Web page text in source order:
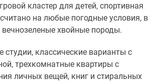
кластер для детей, спортивная
на любые погодные условия, в
хвойные породы.
классические варианты с
трехкомнатные квартиры с
личных вещей, книг и стиральных